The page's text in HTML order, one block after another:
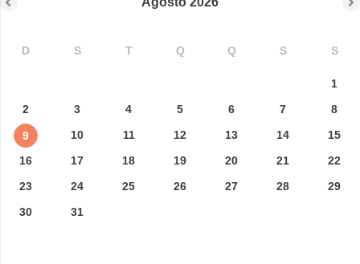
D S T Q Q S S
1
2
3 4 5 6 7 8
9 10 11 12 13 14
15
16
17 18 19 20 21
22
23
24 25 26 27 28
29
30
31